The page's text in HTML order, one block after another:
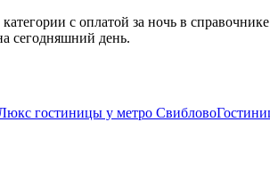
с оплатой за ночь в
сегодняшний день.
гостиницы у метро Свиблово